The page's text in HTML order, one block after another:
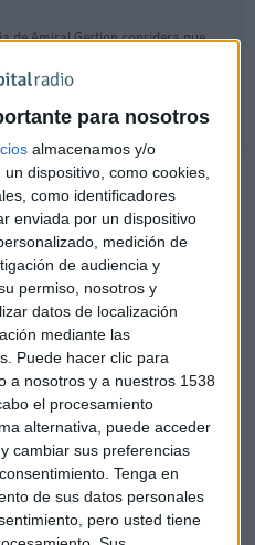
para nosotros
almacenamos y/o
dispositivo, como cookies,
como identificadores
enviada por un dispositivo
medición de
de audiencia y
permiso, nosotros y
datos de localización
mediante las
Puede hacer clic para
a nosotros y a nuestros 1538
el procesamiento
alternativa, puede acceder
cambiar sus preferencias
Tenga en
de sus datos personales
pero usted tiene
de Amiral Gestion considera que
estadounidenses
a mirar a otros mercados
tras la histórica subida
hacia los índices
no solo a las
nivel de endeudamiento de
Amiral Gestion.
en Estados Unidos
a unos niveles tan
que son negocios